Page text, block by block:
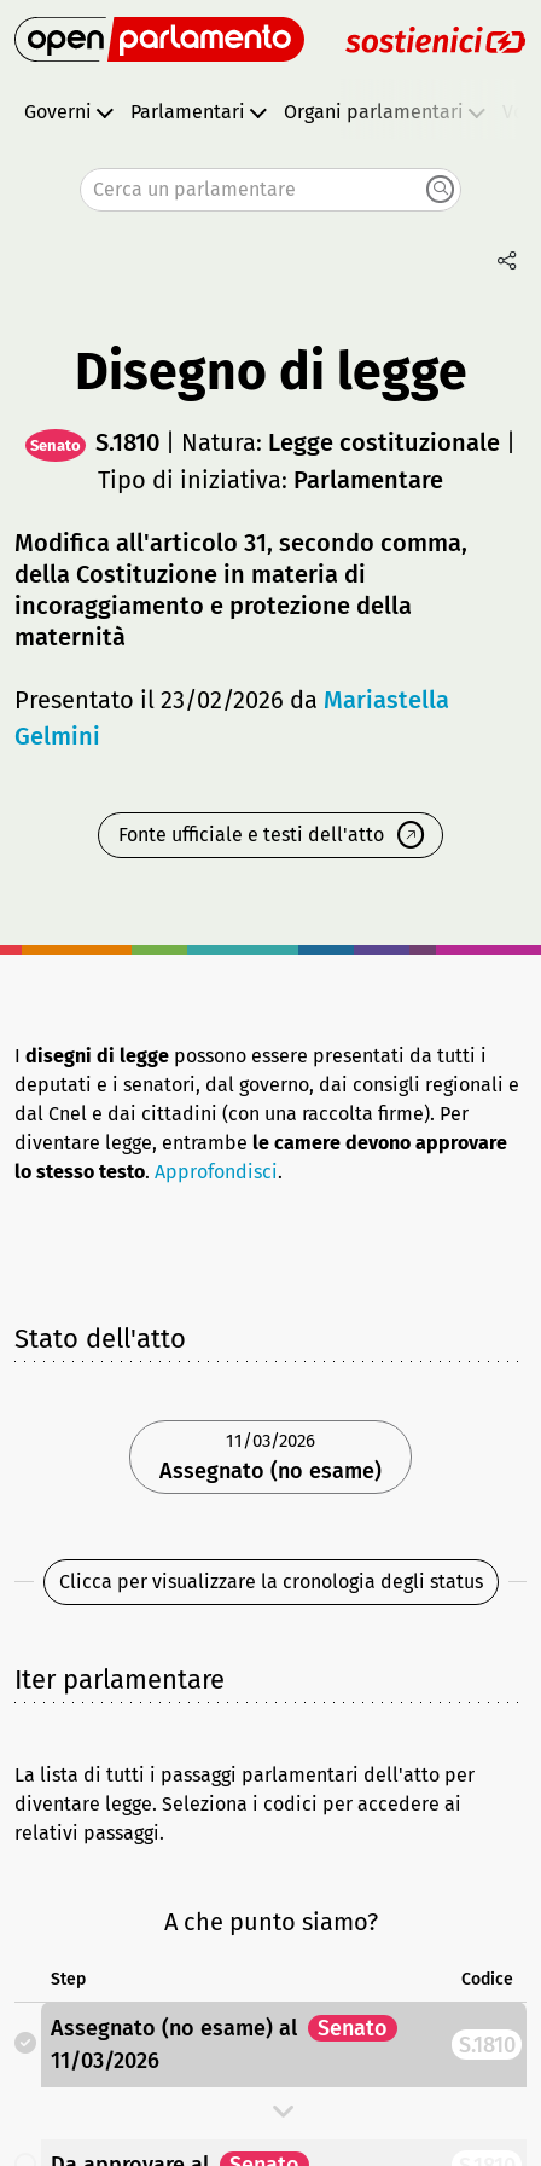
Governi Parlamentari Organi parlamentari
Cerca un parlamentare
Disegno di legge
Senato S.1810 | Natura: Legge costituzionale
Tipo di iniziativa: Parlamentare
Modifica all'articolo 31, secondo comma,
della Costituzione in materia di
incoraggiamento e protezione della
maternità
Presentato il 23/02/2026 da Mariastella
Gelmini
Fonte ufficiale e testi dell'atto
I disegni di legge possono essere presentati da tutti i
deputati e i senatori, dal governo, dai consigli regionali e
dal Cnel e dai cittadini (con una raccolta firme). Per
diventare legge, entrambe le camere devono approvare
lo stesso testo. Approfondisci.
Stato dell'atto
11/03/2026
Assegnato (no esame)
Clicca per visualizzare la cronologia degli status
Iter parlamentare
La lista di tutti i passaggi parlamentari dell'atto per
diventare legge. Seleziona i codici per accedere ai
relativi passaggi.
A che punto siamo?
Step Codice
Assegnato (no esame) al
Senato
11/03/2026
S.1810